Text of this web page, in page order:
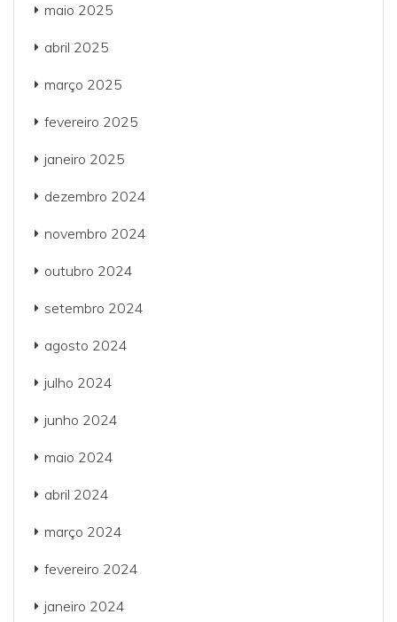
maio 2025
abril 2025
março 2025
fevereiro 2025
janeiro 2025
dezembro 2024
novembro 2024
outubro 2024
setembro 2024
agosto 2024
julho 2024
junho 2024
maio 2024
abril 2024
março 2024
fevereiro 2024
janeiro 2024